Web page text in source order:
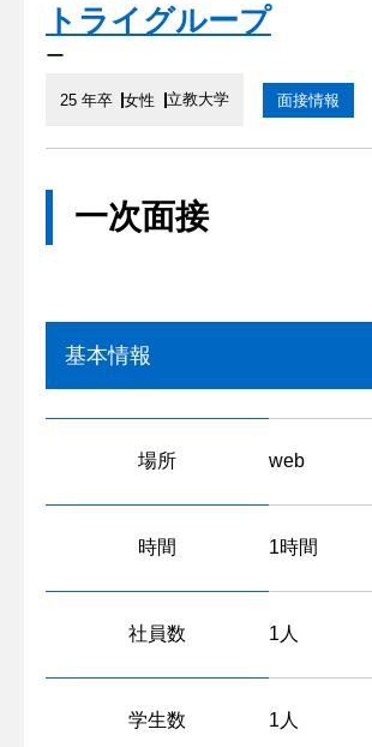
トライグループ
ー
25 年卒 女性 立教大学 面接情報
一次面接
基本情報
場所 web
時間 1時間
社員数 1人
学生数 1人